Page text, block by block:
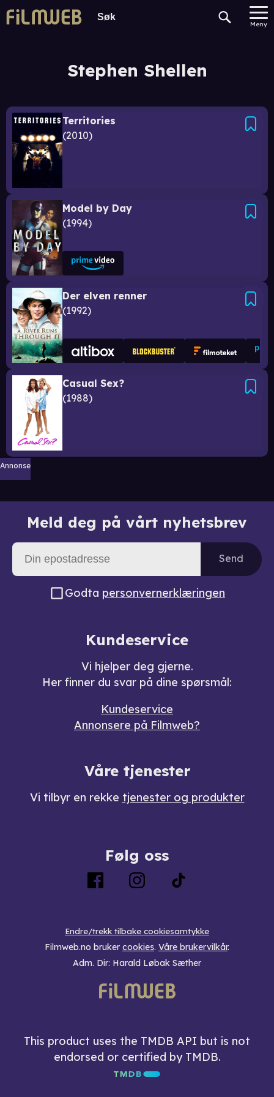
Meny
Stephen Shellen
Territories
2010
Model by Day
1994
Der elven renner
1992
Casual Sex?
1988
Annonse
Meld deg på vårt nyhetsbrev
Send
Godta personvernerklæringen
Kundeservice
Vi hjelper deg gjerne.
Her finner du svar på dine spørsmål:
Kundeservice
Annonsere på Filmweb?
Våre tjenester
Vi tilbyr en rekke tjenester og produkter
Følg oss
Endre/trekk tilbake cookiesamtykke
Filmweb.no bruker cookies. Våre brukervilkår.
Adm. Dir: Harald Løbak Sæther
This product uses the TMDB API but is not
endorsed or certified by TMDB.